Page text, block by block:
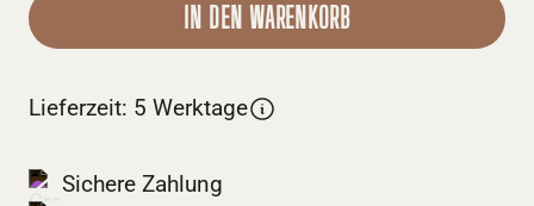
IN DEN WARENKORB
Lieferzeit: 5 Werktage
Sichere Zahlung